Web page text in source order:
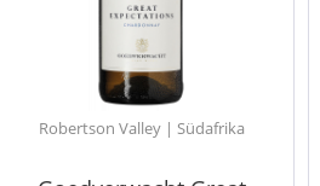
Robertson Valley | Südafrika